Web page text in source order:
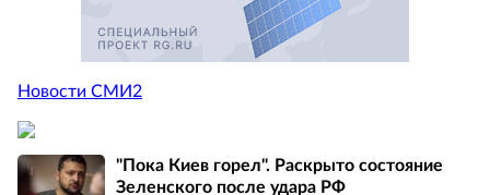
Новости СМИ2
"Пока Киев горел". Раскрыто состояние
Зеленского после удара РФ